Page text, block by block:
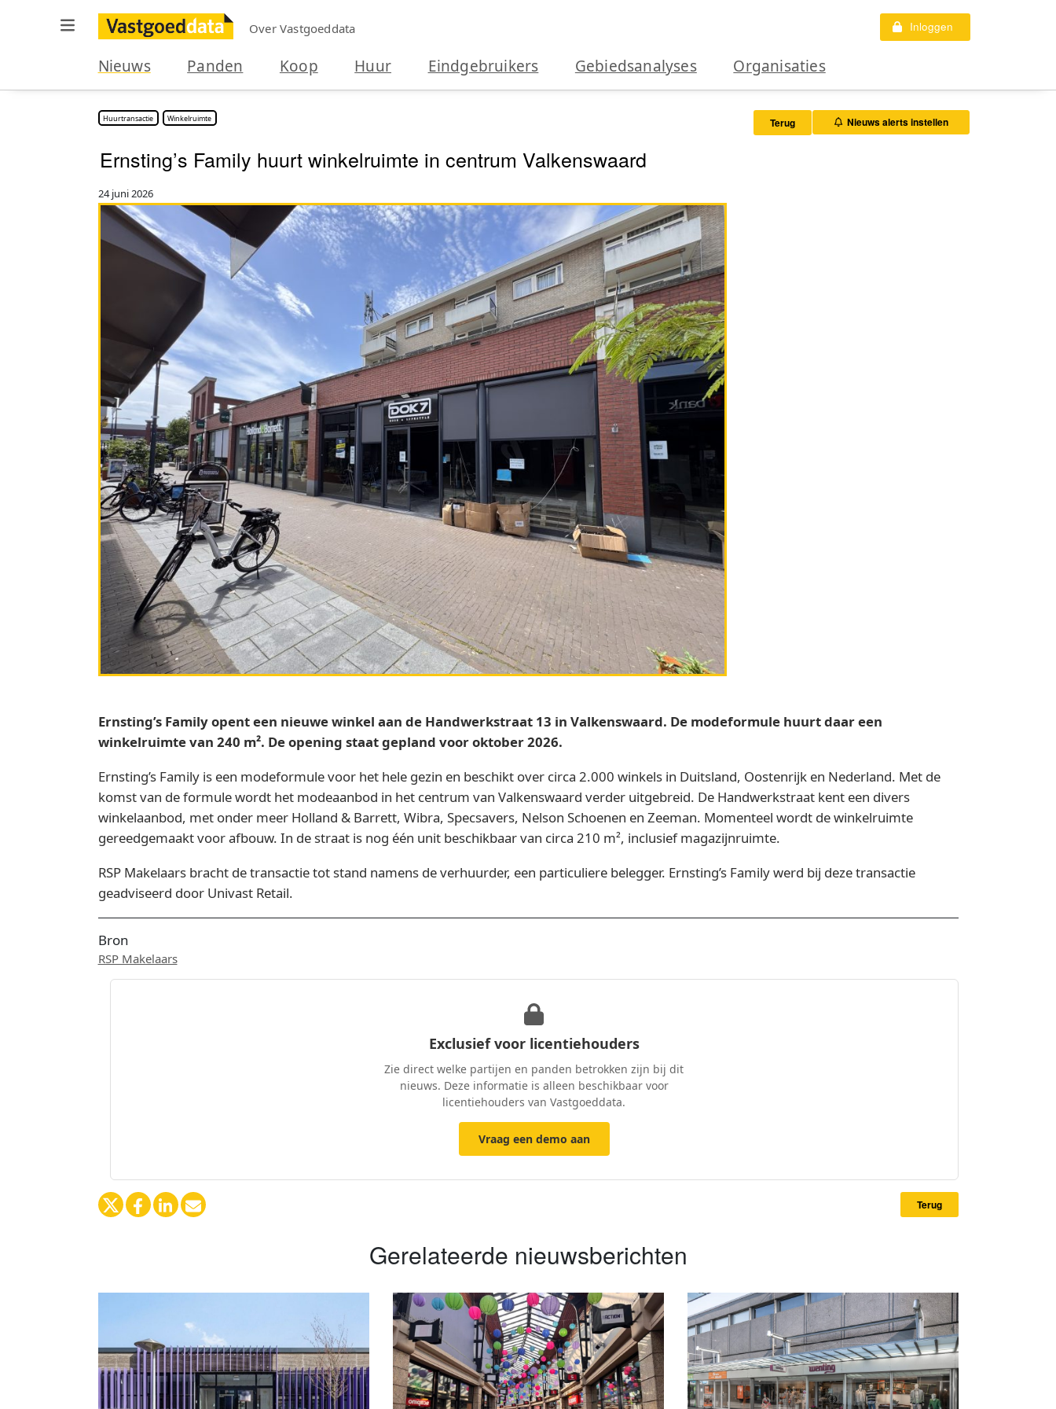
Over Vastgoeddata Inloggen
Nieuws Panden Koop Huur Eindgebruikers Gebiedsanalyses Organisaties
Huurtransactie Winkelruimte Terug Nieuws alerts instellen
Ernsting’s Family huurt winkelruimte in centrum Valkenswaard
24 juni 2026
Ernsting’s Family opent een nieuwe winkel aan de Handwerkstraat 13 in Valkenswaard. De modeformule huurt daar een
winkelruimte van 240 m². De opening staat gepland voor oktober 2026.
Ernsting’s Family is een modeformule voor het hele gezin en beschikt over circa 2.000 winkels in Duitsland, Oostenrijk en Nederland. Met de
komst van de formule wordt het modeaanbod in het centrum van Valkenswaard verder uitgebreid. De Handwerkstraat kent een divers
winkelaanbod, met onder meer Holland & Barrett, Wibra, Specsavers, Nelson Schoenen en Zeeman. Momenteel wordt de winkelruimte
gereedgemaakt voor afbouw. In de straat is nog één unit beschikbaar van circa 210 m², inclusief magazijnruimte.
RSP Makelaars bracht de transactie tot stand namens de verhuurder, een particuliere belegger. Ernsting’s Family werd bij deze transactie
geadviseerd door Univast Retail.
Bron
RSP Makelaars
Exclusief voor licentiehouders
Zie direct welke partijen en panden betrokken zijn bij dit
nieuws. Deze informatie is alleen beschikbaar voor
licentiehouders van Vastgoeddata.
Vraag een demo aan
Terug
Gerelateerde nieuwsberichten